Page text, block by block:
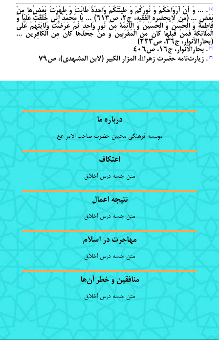
. ... وَ أَنَّ أَرْوَاحَکُمْ وَ نُورَکُمْ وَ طِینَتَکُمْ وَاحِدَةٌ طَابَتْ وَ طَهُرَتْ بَعْضُ‌ها مِنْ
بَعْضٍ ... (من لایحضره الفقیه، ج‏2، ص613) ... یَا مُحَمَّدُ إِنِّی خَلَقْتُ عَلِیّاً وَ
فَاطِمَةَ وَ الْحَسَنَ وَ الْحُسَیْنَ وَ الْأَئِمَّةَ مِنْ نُورٍ وَاحِدٍ ثُمَّ عَرَضْتُ وَلَایَتَهُمْ عَلَى
الْمَلَائِکَةِ فَمَنْ قَبِلَهَا کَانَ مِنَ الْمُقَرَّبِینَ وَ مَنْ جَحَدَهَا کَانَ مِنَ الْکَافِرِین ...
(بحارالأنوار، ج‏36، ص223)‏
. بحارالأنوار، ج‏16، ص406
. زیارت‌نامه حضرت زهراh، المزار الکبیر (لابن المشهدی)، ص79
درباره ما
موسسه فرهنگی محبین حضرت صاحب الامر عج
اعتکاف
متن جلسه درس اخلاق
نتیجه اعمال
متن جلسه درس اخلاق
مهاجرت در اسلام
متن جلسه درس اخلاق
منافقین و خطر آن‌ها
متن جلسه درس اخلاق